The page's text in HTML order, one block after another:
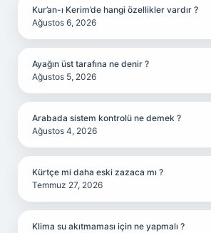
Kur’an-ı Kerim’de hangi özellikler vardır ?
Ağustos 6, 2026
Ayağın üst tarafına ne denir ?
Ağustos 5, 2026
Arabada sistem kontrolü ne demek ?
Ağustos 4, 2026
Kürtçe mi daha eski zazaca mı ?
Temmuz 27, 2026
Klima su akıtmaması için ne yapmalı ?